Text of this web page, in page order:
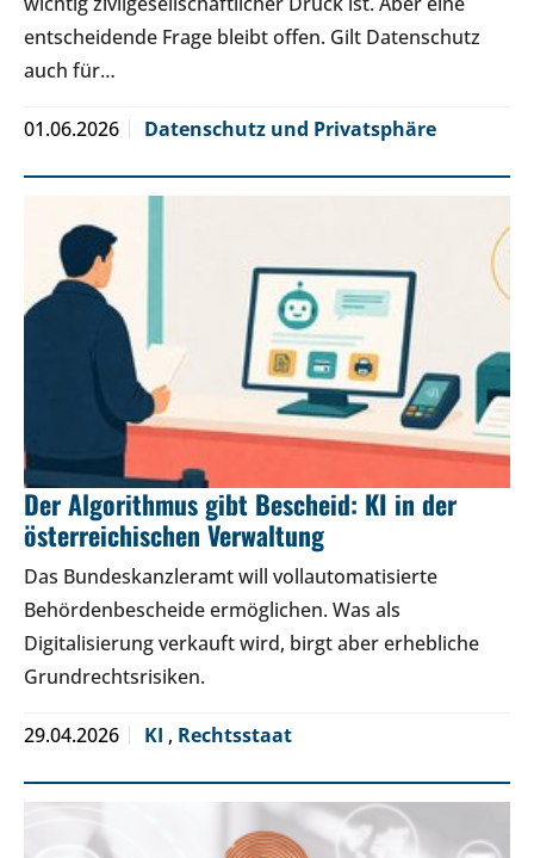
entscheidende Frage bleibt offen. Gilt Datenschutz
auch für…
01.06.2026 Datenschutz und Privatsphäre
Der Algorithmus gibt Bescheid: KI in der
österreichischen Verwaltung
Das Bundeskanzleramt will vollautomatisierte
Behördenbescheide ermöglichen. Was als
Digitalisierung verkauft wird, birgt aber erhebliche
Grundrechtsrisiken.
29.04.2026 KI , Rechtsstaat